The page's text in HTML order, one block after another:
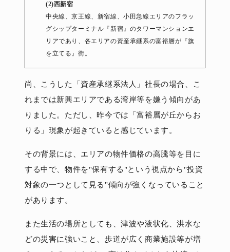
(2)西新宿
中央線、京王線、新宿線、小田急線エリアのフラッ
グシップターミナル『新宿』のタワーマンションエ
リアであり、各エリアの資産承継系の富裕層が『旗
を立てる』街。
尚、こうした「資産承継系法人」社長の場合、こ
れまでは新興エリアである湾岸等を嫌う傾向があ
りました。ただし、昨今では「富裕層が丘からお
りる」現象が起きていると感じています。
その背景には、エリアの物件価格の高騰等を目に
する中で、物件を"保有する"という視点から"投資
対象の一つとして見る"傾向が強くなっていること
があります。
また生活の場所としても、津波や液状化、洪水な
どの災害に強いこと、歩道が広く商業施設等が増